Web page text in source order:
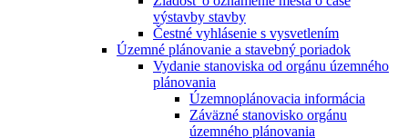
výstavby stavby
Čestné vyhlásenie s vysvetlením
Územné plánovanie a stavebný poriadok
Vydanie stanoviska od orgánu územného
plánovania
Územnoplánovacia informácia
Záväzné stanovisko orgánu
územného plánovania